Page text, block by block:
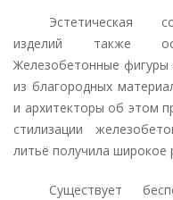
Эстетическая
изделий также
Железобетонные фигуры
из благородных
и архитекторы об этом
стилизации
литьё получила широкое
Существует